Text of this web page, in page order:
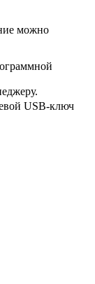
можно
USB-ключ